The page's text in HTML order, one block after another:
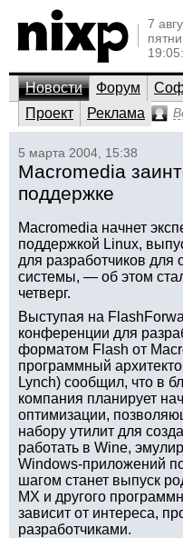
7
Новости Форум
Проект
Реклама
5 марта 2004, 15:38
Macromedia
поддержке
Macromedia начнет
поддержкой Linux,
для разработчиков
системы, — об этом
четверг.
Выступая на
конференции для
форматом Flash от
программный
Lynch) сообщил, что в
компания планирует
оптимизации,
набору утилит для
работать в Wine,
Windows-приложений
шагом станет выпуск
MX и другого
зависит от интереса,
разработчиками.